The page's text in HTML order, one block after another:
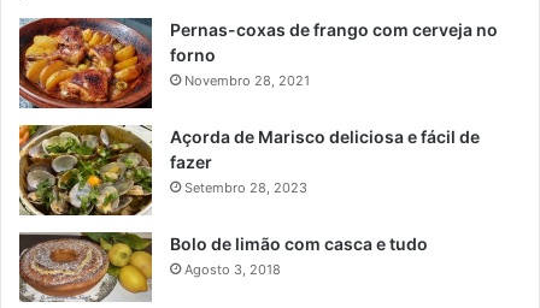
Pernas-coxas de frango com cerveja no
forno
Novembro 28, 2021
Açorda de Marisco deliciosa e fácil de
fazer
Setembro 28, 2023
Bolo de limão com casca e tudo
Agosto 3, 2018